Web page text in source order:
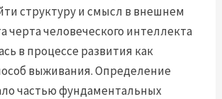
структуру и смысл в внешнем
черта человеческого интеллекта
в процессе развития как
выживания. Определение
частью фундаментальных